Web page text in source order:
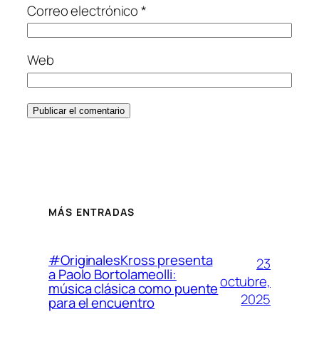
Correo electrónico*
Web
MÁS ENTRADAS
#OriginalesKross presenta
a Paolo Bortolameolli:
música clásica como puente
para el encuentro
23
octubre,
2025